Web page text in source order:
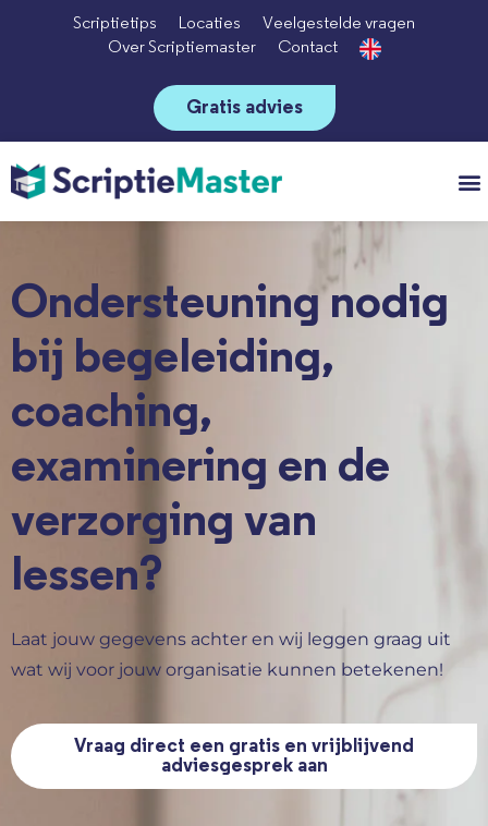
Scriptietips Locaties
Veelgestelde vragen
Over Scriptiemaster
Contact
Gratis advies
Ondersteuning nodig
bij begeleiding,
coaching,
examinering en de
verzorging van
lessen?
Laat jouw gegevens achter en wij leggen graag uit
wat wij voor jouw organisatie kunnen betekenen!
Vraag direct een gratis en vrijblijvend
adviesgesprek aan